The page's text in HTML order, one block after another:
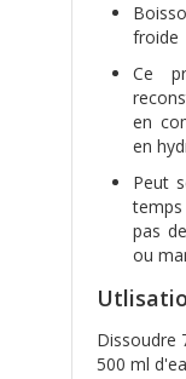
froide
Ce
en
en
Peut
pas
ou
Dissoudre
500 ml